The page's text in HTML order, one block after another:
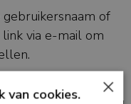
of
via e-mail om
×
van cookies.